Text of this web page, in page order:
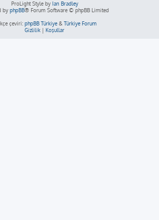
ProLight Style by Ian Bradley
by phpBB® Forum Software © phpBB Limited
çeviri: phpBB Türkiye& Türkiye Forum
Gizlilik | Koşullar